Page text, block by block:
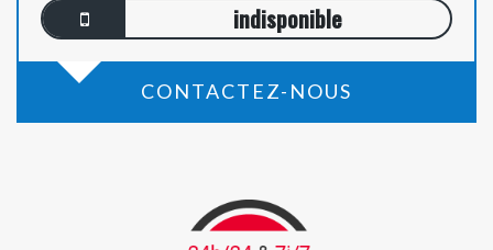
indisponible
CONTACTEZ-NOUS